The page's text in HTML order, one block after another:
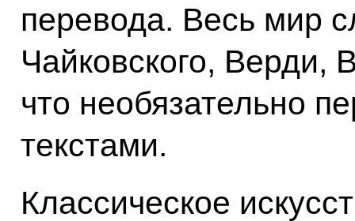
перевода. Весь мир
Чайковского, Верди,
что необязательно
текстами.
Классическое